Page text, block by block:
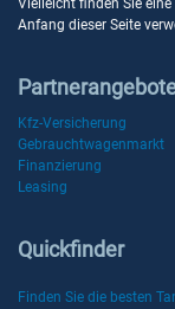
Vielleicht finden Sie
Anfang dieser Seite
Kfz-Versicherung
Gebrauchtwagenmarkt
Finanzierung
Leasing
Quickfinder
Finden Sie die besten